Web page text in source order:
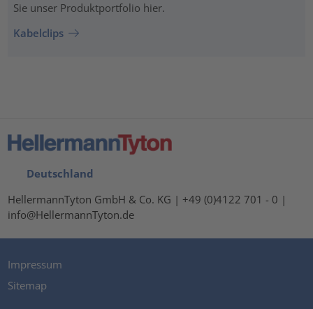
Sie unser Produktportfolio hier.
Kabelclips
Deutschland
HellermannTyton GmbH & Co. KG | +49 (0)4122 701 - 0 |
info@HellermannTyton.de
Impressum
Sitemap